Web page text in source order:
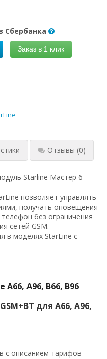
Сбербанка
Заказ в 1 клик
Отзывы (0)
Starline Мастер 6
позволяет управлять
получать оповещения
без ограничения
сетей GSM.
в моделях StarLine с
A66, A96, B66, B96
для A66, A96,
с описанием тарифов